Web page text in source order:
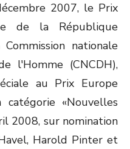
2007, le Prix
de la République
nationale
l'Homme (CNCDH),
au Prix Europe
«Nouvelles
2008, sur nomination
Harold Pinter et